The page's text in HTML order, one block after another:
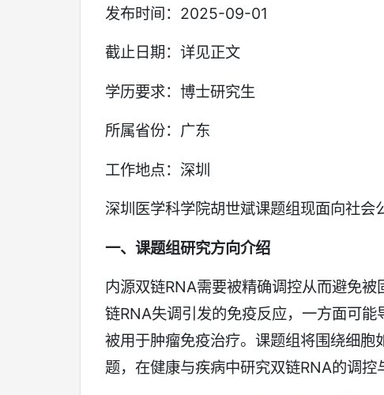
发布时间：2025-09-01
截止日期：详见正文
学历要求：博士研究生
所属省份：广东
工作地点：深圳
深圳医学科学院胡世斌课题组现面向社会
一、课题组研究方向介绍
内源双链RNA需要被精确调控从而避免
链RNA失调引发的免疫反应，一方面可
被用于肿瘤免疫治疗。课题组将围绕细
题，在健康与疾病中研究双链RNA的调控